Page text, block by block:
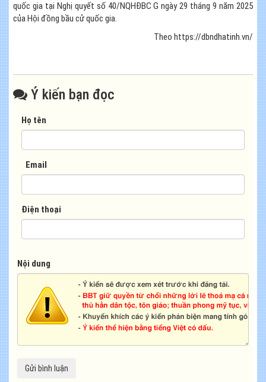
quốc gia tại Nghị quyết số 40/NQHĐBC G ngày 29 tháng 9 năm 2025
của Hội đồng bầu cử quốc gia.
Theo https://dbndhatinh.vn/
Ý kiến bạn đọc
Họ tên
Email
Điện thoại
Nội dung